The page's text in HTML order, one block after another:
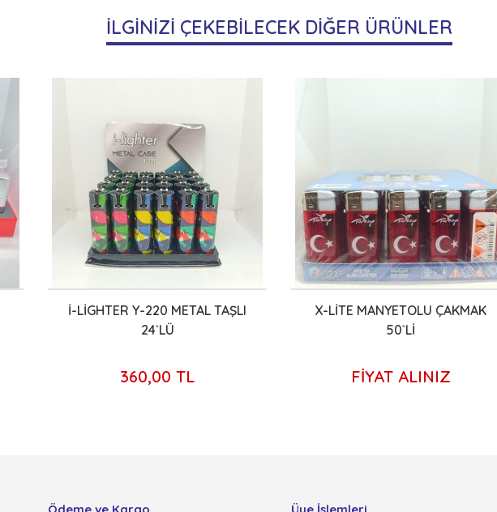
İLGİNİZİ ÇEKEBİLECEK DİĞER ÜRÜNLER
İ-LİGHTER Y-220 METAL TAŞLI
24`LÜ
360,00 TL
X-LİTE MANYETOLU ÇAKMAK
50`Lİ
FİYAT ALINIZ